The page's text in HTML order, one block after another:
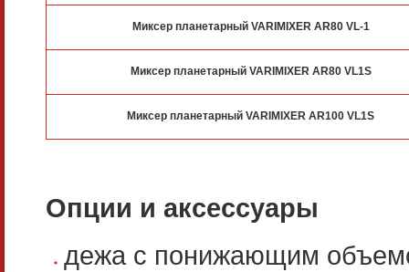
Миксер планетарный VARIMIXER AR80 VL-1
Миксер планетарный VARIMIXER AR80 VL1S
Миксер планетарный VARIMIXER AR100 VL1S
Опции и аксессуары
дежа с понижающим